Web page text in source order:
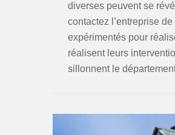
diverses peuvent se
contactez l’entreprise
expérimentés pour
réalisent leurs
sillonnent le